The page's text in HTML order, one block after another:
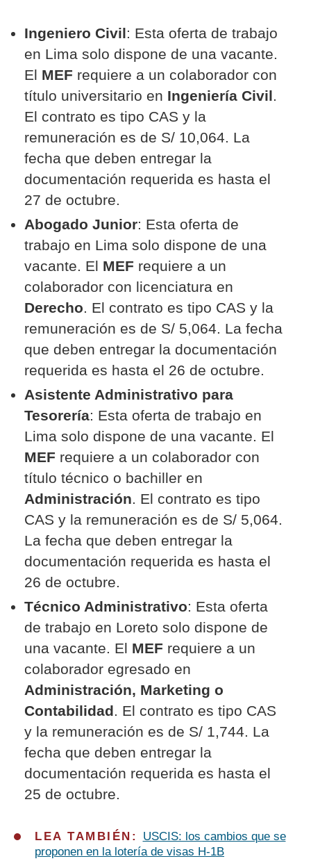
Ingeniero Civil: Esta oferta de trabajo
en Lima solo dispone de una vacante.
El MEF requiere a un colaborador con
título universitario en Ingeniería Civil.
El contrato es tipo CAS y la
remuneración es de S/ 10,064. La
fecha que deben entregar la
documentación requerida es hasta el
27 de octubre.
Abogado Junior: Esta oferta de
trabajo en Lima solo dispone de una
vacante. El MEF requiere a un
colaborador con licenciatura en
Derecho. El contrato es tipo CAS y la
remuneración es de S/ 5,064. La fecha
que deben entregar la documentación
requerida es hasta el 26 de octubre.
Asistente Administrativo para
Tesorería: Esta oferta de trabajo en
Lima solo dispone de una vacante. El
MEF requiere a un colaborador con
título técnico o bachiller en
Administración. El contrato es tipo
CAS y la remuneración es de S/ 5,064.
La fecha que deben entregar la
documentación requerida es hasta el
26 de octubre.
Técnico Administrativo: Esta oferta
de trabajo en Loreto solo dispone de
una vacante. El MEF requiere a un
colaborador egresado en
Administración, Marketing o
Contabilidad. El contrato es tipo CAS
y la remuneración es de S/ 1,744. La
fecha que deben entregar la
documentación requerida es hasta el
25 de octubre.
LEA TAMBIÉN: USCIS: los cambios que se
proponen en la lotería de visas H-1B